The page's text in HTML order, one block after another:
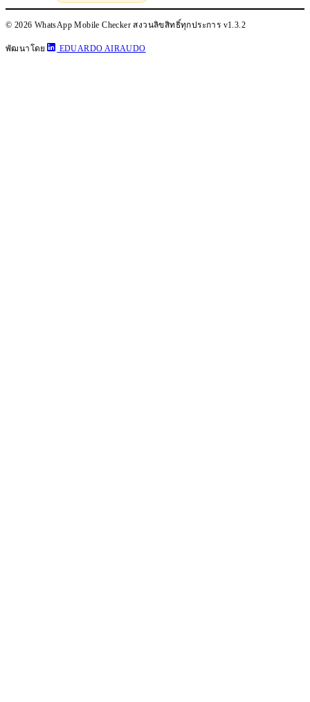
© 2026 WhatsApp Mobile Checker สงวนลิขสิทธิ์ทุกประการ v1.3.2
พัฒนาโดย EDUARDO AIRAUDO